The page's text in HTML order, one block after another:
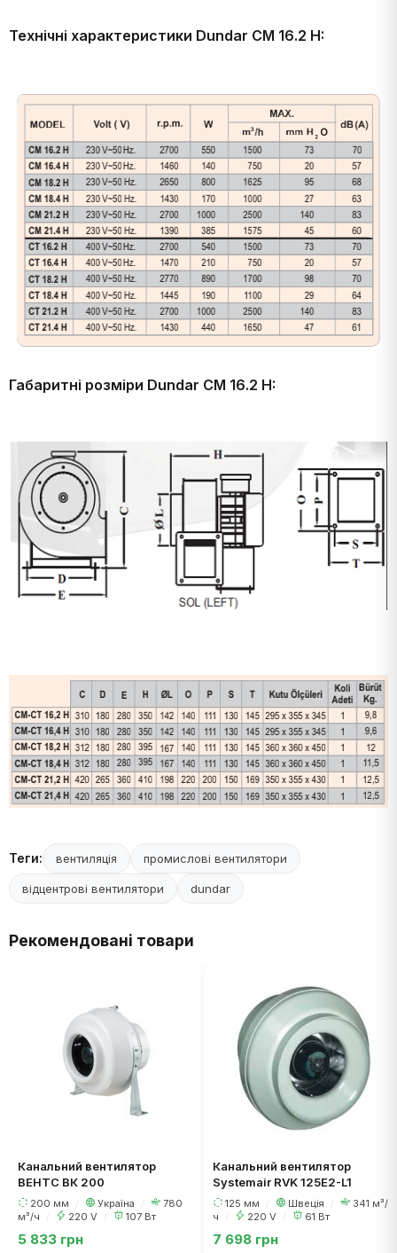
Технічні характеристики Dundar CM 16.2 H:
Габаритні розміри Dundar CM 16.2 H:
Теги: вентиляція промислові вентилятори
відцентрові вентилятори dundar
Рекомендовані товари
Канальний вентилятор
ВЕНТС ВК 200
200 мм Україна
780
м³/ч
220 V 107 Вт
5 833 грн
Канальний вентилятор
Systemair RVK 125E2-L1
125 мм Швеція
341 м³/
ч
220 V 61 Вт
7 698 грн